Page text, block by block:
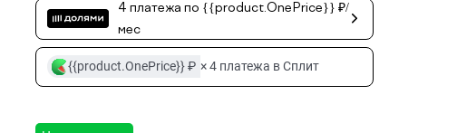
4 платежа по {{product.OnePrice}} ₽/
мес
{{product.OnePrice}} ₽ × 4 платежа в Сплит